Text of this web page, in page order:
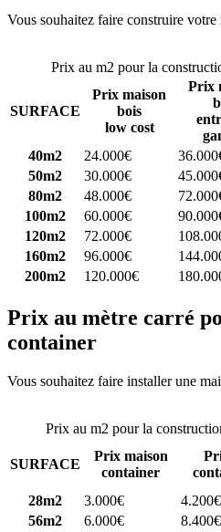
Vous souhaitez faire construire
Prix au m2 pour la
SURFACE
Prix maison
bois
low cost
Prix
40m2
24.000€
50m2
30.000€
80m2
48.000€
100m2
60.000€
120m2
72.000€
160m2
96.000€
200m2
120.000€
Prix au mètre carré
container
Vous souhaitez faire installer une
Prix au m2 pour la
SURFACE
Prix maison
container
28m2
3.000€ 4.200€
56m2
6.000€ 8.400€